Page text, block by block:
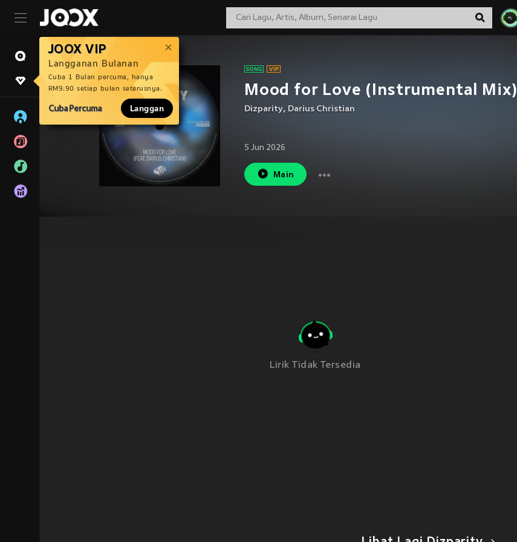
JOOX VIP
Langganan Bulanan
Cuba 1 Bulan percuma, hanya
RM9.90 setiap bulan seterusnya.
Cuba Percuma Langgan
Mood for Love (Instrumental Mix)
Dizparity, Darius Christian
5 Jun 2026
Main
Lirik Tidak Tersedia